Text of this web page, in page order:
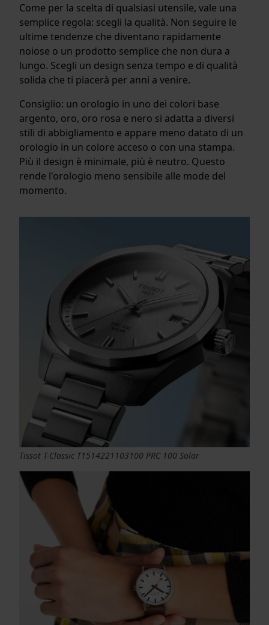
Come per la scelta di qualsiasi utensile, vale una
semplice regola: scegli la qualità. Non seguire le
ultime tendenze che diventano rapidamente
noiose o un prodotto semplice che non dura a
lungo. Scegli un design senza tempo e di qualità
solida che ti piacerà per anni a venire.
Consiglio: un orologio in uno dei colori base
argento, oro, oro rosa e nero si adatta a diversi
stili di abbigliamento e appare meno datato di un
orologio in un colore acceso o con una stampa.
Più il design è minimale, più è neutro. Questo
rende l'orologio meno sensibile alle mode del
momento.
Tissot T-Classic T1514221103100 PRC 100 Solar